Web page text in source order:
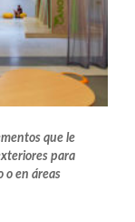
que le
para
o en áreas